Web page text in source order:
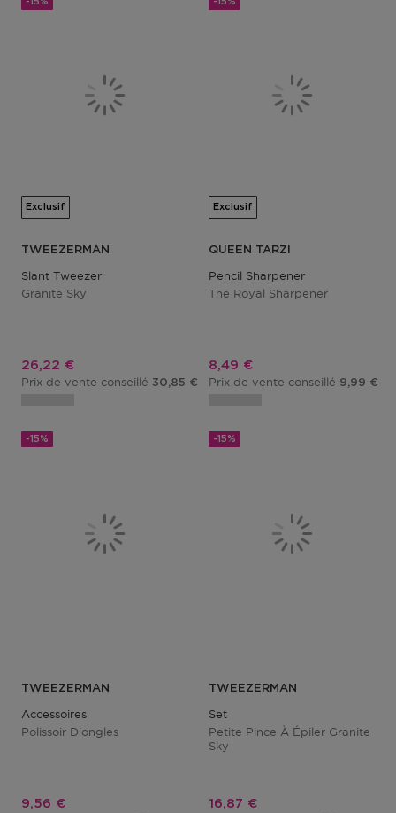
Exclusif
TWEEZERMAN
Slant Tweezer
Granite Sky
Prix promotionnel
26,22 €
Prix de vente conseillé 30,85 €
Exclusif
QUEEN TARZI
Pencil Sharpener
The Royal Sharpener
Prix promotionnel
8,49 €
Prix de vente conseillé 9,99 €
-15%
TWEEZERMAN
Accessoires
Polissoir D'ongles
Prix promotionnel
9,56 €
-15%
TWEEZERMAN
Set
Petite Pince À Épiler Granite
Sky
Prix promotionnel
16,87 €